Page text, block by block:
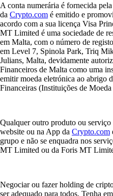
A conta numerária é fornecida
da Crypto.com é emitido e
acordo com a sua licença Visa
MT Limited é uma sociedade de
em Malta, com o número de
em Level 7, Spinola Park, Triq
Julians, Malta, devidamente
Financeiros de Malta como uma
emitir moeda eletrónica ao abrigo
Financeiras (Instituições de
Qualquer outro produto ou serviço
website ou na App da Crypto.com
grupo e não se enquadra nos
MT Limited ou da Foris MT
Negociar ou fazer holding de
ser adequado para todos. Tenha